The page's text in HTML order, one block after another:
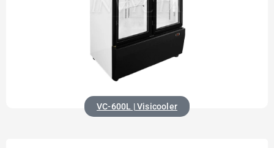
VC-600L | Visicooler